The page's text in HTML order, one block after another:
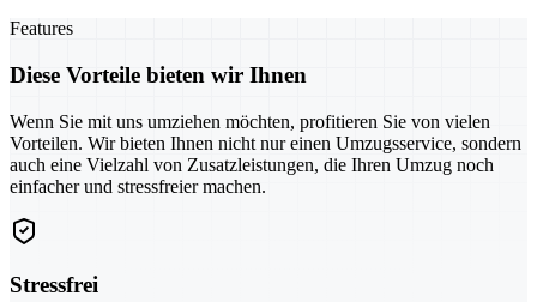
Features
Diese Vorteile bieten wir Ihnen
Wenn Sie mit uns umziehen möchten, profitieren Sie von vielen
Vorteilen. Wir bieten Ihnen nicht nur einen Umzugsservice, sondern
auch eine Vielzahl von Zusatzleistungen, die Ihren Umzug noch
einfacher und stressfreier machen.
Stressfrei